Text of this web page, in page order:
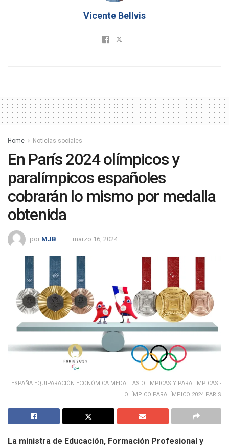
Vicente Bellvis
Home Noticias sociales
En París 2024 olímpicos y
paralímpicos españoles
cobrarán lo mismo por medalla
obtenida
por MJB marzo 16, 2024
ESPAÑA EQUIPARACIÓN ECONÓMICA MEDALLAS OLIMPICAS Y PARALÍMPICAS -
OLÍMPICO PARALÍMPICO 2024 PARIS
La ministra de Educación, Formación Profesional y